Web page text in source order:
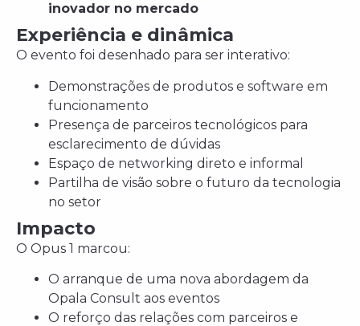
inovador no mercado
Experiência e dinâmica
O evento foi desenhado para ser interativo:
Demonstrações de produtos e software em
funcionamento
Presença de parceiros tecnológicos para
esclarecimento de dúvidas
Espaço de networking direto e informal
Partilha de visão sobre o futuro da tecnologia
no setor
Impacto
O Opus 1 marcou:
O arranque de uma nova abordagem da
Opala Consult aos eventos
O reforço das relações com parceiros e